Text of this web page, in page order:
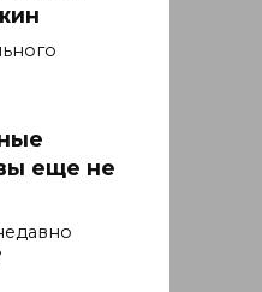
еще не